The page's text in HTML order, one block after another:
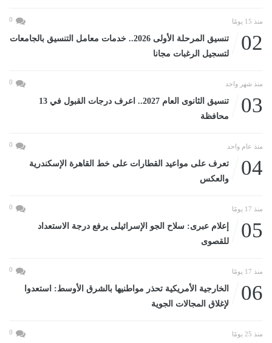
منذ 15 يومًا 0
02
تنسيق المرحلة الأولى 2026.. خدمات معامل التنسيق بالجامعات
لتسجيل الرغبات مجانا
منذ شهر واحد 0
03
تنسيق الثانوى العام 2027.. اعرف درجات القبول في 13
محافظة
منذ عام واحد 0
04
تعرف على مواعيد القطارات على خط القاهرة الإسكندرية
والعكس
منذ 17 يومًا 0
05
إعلام عبرى: سلاح الجو الإسرائيلى يرفع درجة الاستعداد
للقصوى
منذ 17 يومًا 0
06
الخارجية الأمريكية تحذر مواطنيها بالشرق الأوسط: استعدوا
لإغلاق المجالات الجوية
منذ 25 يومًا 0